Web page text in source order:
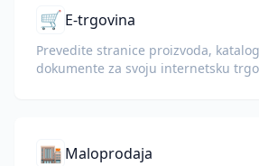
🛒 E-trgovina
Prevedite stranice proizvoda,
dokumente za svoju internetsku
🏬 Maloprodaja